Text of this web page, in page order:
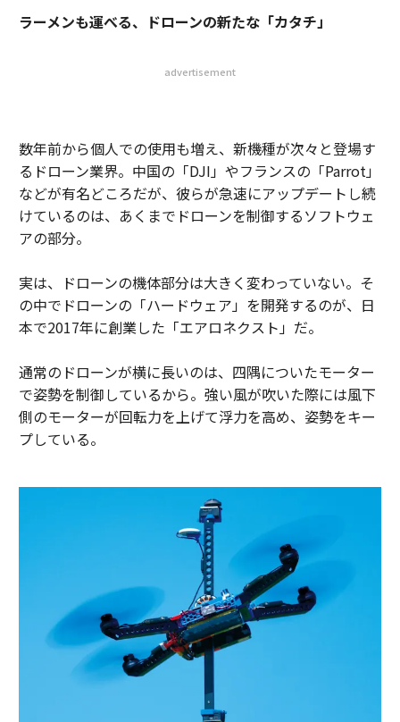
ラーメンも運べる、ドローンの新たな「カタチ」
advertisement
数年前から個人での使用も増え、新機種が次々と登場す
るドローン業界。中国の「DJI」やフランスの「Parrot」
などが有名どころだが、彼らが急速にアップデートし続
けているのは、あくまでドローンを制御するソフトウェ
アの部分。
実は、ドローンの機体部分は大きく変わっていない。そ
の中でドローンの「ハードウェア」を開発するのが、日
本で2017年に創業した「エアロネクスト」だ。
通常のドローンが横に長いのは、四隅についたモーター
で姿勢を制御しているから。強い風が吹いた際には風下
側のモーターが回転力を上げて浮力を高め、姿勢をキー
プしている。